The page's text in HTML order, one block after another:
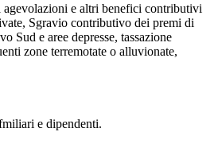
e altri benefici contributivi
Sgravio contributivo dei premi di
Sud e aree depresse, tassazione
zone terremotate o alluvionate,
e dipendenti.